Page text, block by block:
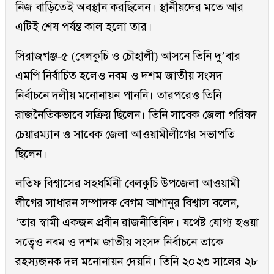
নিজ বাড়িতেই অবস্থান করছিলেন। স্থানীয়দের মতে আর
এটিই শেষ পর্যন্ত কাল হলো তার।
সিরাজগঞ্জ-৫ (বেলকুচি ও চৌহালী) আসনে তিনি দু’বার
এমপি নির্বাচিত হলেও নবম ও দশম জাতীয় সংসদ
নির্বাচনে দলীয় মনোনায়ন পাননি। তারপরেও তিনি
রাজনৈতিকভাবে সক্রিয় ছিলেন। তিনি সাবেক জেলা পরিষদ
চেয়ারম্যান ও সাবেক জেলা আওয়ামীলীগের সভাপতি
ছিলেন।
লতিফ বিশ্বাসের সহধর্মিনী বেলকুচি উপজেলা আওয়ামী
লীগের সাধারন সম্পাদক বেগম আশানুর বিশ্বাস বলেন,
‘তার স্বামী একজন প্রবীন রাজনীতিবিদ। যথেষ্ট যোগ্য হওয়া
সত্বেও নবম ও দশম জাতীয় সংসদ নির্বাচনে তাকে
রহস্যজনক দল মনোনায়ন দেয়নি। তিনি ২০২৩ সালের ২৮